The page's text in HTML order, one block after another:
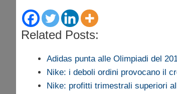
Related Posts:
Adidas punta alle Olimpiadi del
Nike: i deboli ordini provocano il
Nike: profitti trimestrali superiori